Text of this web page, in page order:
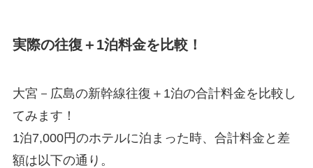
実際の往復＋1泊料金を比較！
大宮－広島の新幹線往復＋1泊の合計料金を比較し
てみます！
1泊7,000円のホテルに泊まった時、合計料金と差
額は以下の通り。